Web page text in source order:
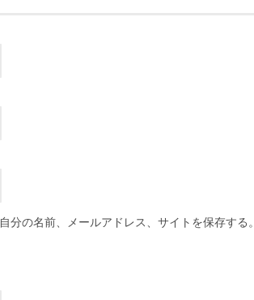
分の名前、メールアドレス、サイトを保存する。